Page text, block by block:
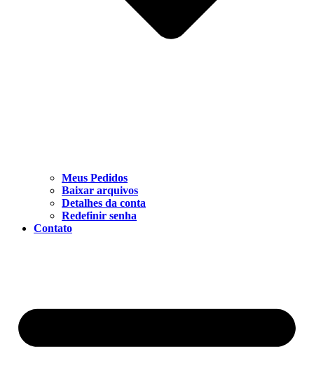
Meus Pedidos
Baixar arquivos
Detalhes da conta
Redefinir senha
Contato